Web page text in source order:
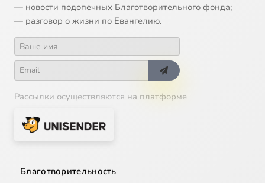
— новости подопечных Благотворительного фонда;
— разговор о жизни по Евангелию.
Рассылки осуществляются на платформе
Благотворительность